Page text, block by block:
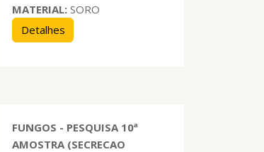
MATERIAL: SORO
Detalhes
FUNGOS - PESQUISA 10ª
AMOSTRA (SECRECAO